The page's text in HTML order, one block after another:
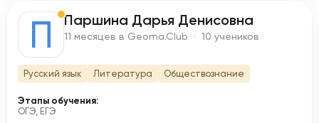
П Паршина Дарья Денисовна
11 месяцев в Geoma.Club · 10 учеников
Русский язык Литература Обществознание
Этапы обучения:
ОГЭ, ЕГЭ